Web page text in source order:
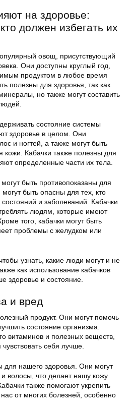
на здоровье:
должен избегать их
овощ, присутствующий
Они доступны круглый год,
продуктом в любое время
полезны для здоровья, так как
но также могут составить
состояние системы
здоровье в целом. Они
и ногтей, а также могут быть
кожи. Кабачки также полезны для
определенные части их тела.
быть противопоказаны для
быть опасны для тех, кто
и заболеваний. Кабачки
людям, которые имеют
того, кабачки могут быть
проблемы с желудком или
узнать, какие люди могут и не
как использование кабачков
здоровье и состояние.
и вред
продукт. Они могут помочь
состояние организма.
витаминов и полезных веществ,
себя лучше.
для нашего здоровья. Они могут
и волосы, что делает нашу кожу
также помогают укрепить
от многих болезней, особенно